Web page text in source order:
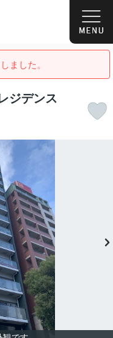
ました。
ジデンス